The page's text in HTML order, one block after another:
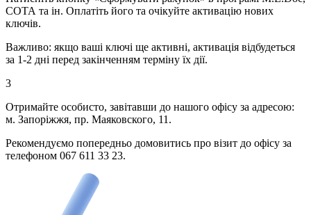
СОТА та ін. Оплатіть його та очікуйте активацію нових
ключів.
Важливо: якщо ваші ключі ще активні, активація відбудеться
за 1-2 дні перед закінченням терміну їх дії.
3
Отримайте особисто, завітавши до нашого офісу за адресою:
м. Запоріжжя, пр. Маяковского, 11.
Рекомендуємо попередньо домовитись про візит до офісу за
телефоном 067 611 33 23.